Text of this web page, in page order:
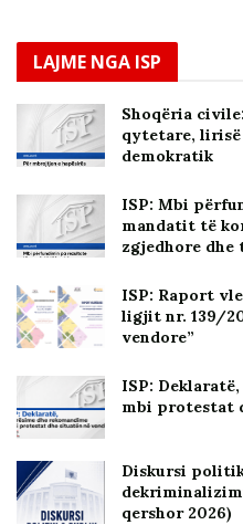
LAJME NGA ISP
Shoqëria
qytetare, lirisë
demokratik
ISP: Mbi
mandatit të
zgjedhore
ISP: Raport
ligjit nr. 139/
vendore”
ISP:
mbi protestat
Diskursi
qershor 2026)